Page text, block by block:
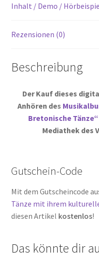
Inhalt / Demo /
Rezensionen (0)
Beschreibung
Der Kauf dieses
Anhören des
Bretonische Tänze“
Mediathek des
Gutschein-Code
Mit dem Gutscheincode
Tänze mit ihrem
diesen Artikel kostenlos!
Das könnte dir